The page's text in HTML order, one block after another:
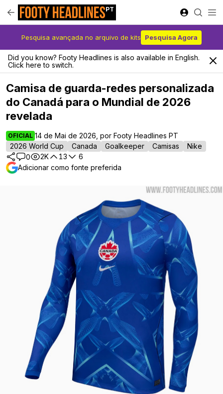
PT
Pesquisa avançada no arquivo de kits Pesquisa Agora
Did you know? Footy Headlines is also available in English.
Click here to switch.
Camisa de guarda-redes personalizada
do Canadá para o Mundial de 2026
revelada
OFICIAL 14 de Mai de 2026, por Footy Headlines PT
2026 World Cup
Canada Goalkeeper Camisas
Nike
0
2K 13
6
Adicionar como fonte preferida